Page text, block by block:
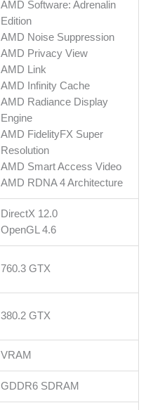
AMD Software: Adrenalin
Edition
AMD Noise Suppression
AMD Privacy View
AMD Link
AMD Infinity Cache
AMD Radiance Display
Engine
AMD FidelityFX Super
Resolution
AMD Smart Access Video
AMD RDNA 4 Architecture
DirectX 12.0
OpenGL 4.6
760.3 GTX
380.2 GTX
VRAM
GDDR6 SDRAM